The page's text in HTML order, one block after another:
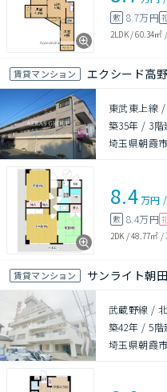
敷 8.7万円
2LDK/60.34㎡ /
賃貸マンション エクシード高野
東武東上線
築35年 / 3階
埼玉県朝霞
8.4万円
敷 8.4万円
2DK /48.77㎡ /
賃貸マンション サンライト朝田
武蔵野線 /
築42年 /5階
埼玉県朝霞